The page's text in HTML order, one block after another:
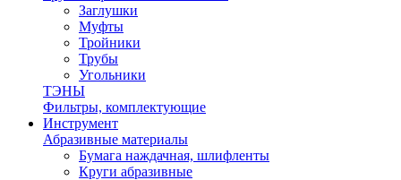
Заглушки
Муфты
Тройники
Трубы
Угольники
ТЭНЫ
Фильтры, комплектующие
Инструмент
Абразивные материалы
Бумага наждачная, шлифленты
Круги абразивные